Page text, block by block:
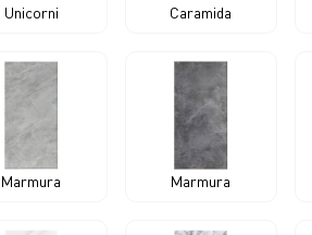
Unicorni Caramida
Marmura Marmura